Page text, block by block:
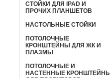
CТОЙКИ ДЛЯ IPAD И
ПРОЧИХ ПЛАНШЕТОВ
НАСТОЛЬНЫЕ СТОЙКИ
ПОТОЛОЧНЫЕ
КРОНШТЕЙНЫ ДЛЯ ЖК И
ПЛАЗМЫ
ПОТОЛОЧНЫЕ И
НАСТЕННЫЕ КРОНШТЕЙНЫ